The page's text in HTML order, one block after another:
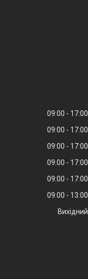
09:00
17:00
09:00
17:00
09:00
17:00
09:00
17:00
09:00
17:00
09:00
13:00
Вихідний